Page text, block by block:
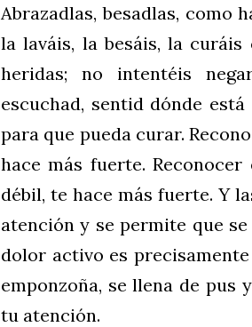
Abrazadlas, besadlas, como
la laváis, la besáis, la curáis
heridas; no intentéis
escuchad, sentid dónde
para que pueda curar.
hace más fuerte.
débil, te hace más fuerte. Y
atención y se permite que
dolor activo es
emponzoña, se llena de pus
tu atención.